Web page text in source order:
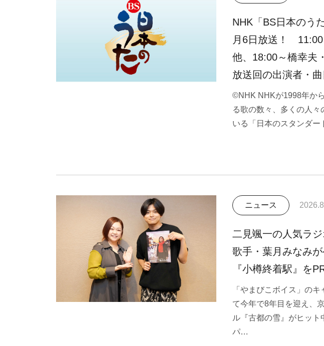
NHK「BS日本のう
月6日放送！
他、18:00～橋幸
放送回の出演者・
©NHK NHKが1998年か
る歌の数々、多くの人々
いる「日本のスタンダ
ニュース
二見颯一の人気ラ
歌手・葉月みなみ
『小樽終着駅』を
「やまびこボイス」の
て今年で8年目を迎え、
ル『古都の雪』がヒッ
パ…